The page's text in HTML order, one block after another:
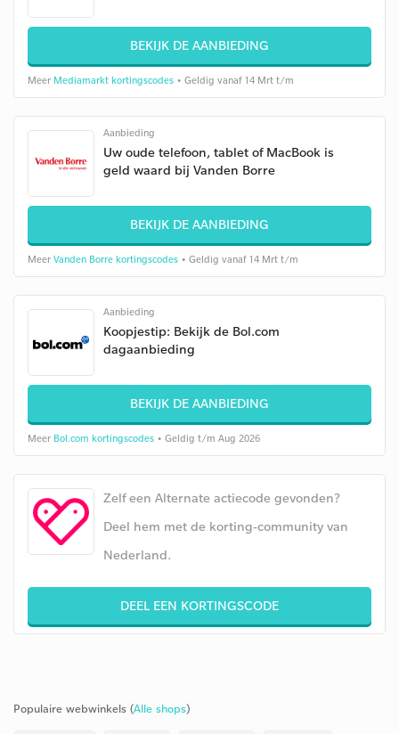
BEKIJK DE AANBIEDING
Meer Mediamarkt kortingscodes • Geldig vanaf 14 Mrt t/m
Aanbieding
Uw oude telefoon, tablet of MacBook is
geld waard bij Vanden Borre
BEKIJK DE AANBIEDING
Meer Vanden Borre kortingscodes • Geldig vanaf 14 Mrt t/m
Aanbieding
Koopjestip: Bekijk de Bol.com
dagaanbieding
BEKIJK DE AANBIEDING
Meer Bol.com kortingscodes • Geldig t/m Aug 2026
Zelf een Alternate actiecode gevonden?
Deel hem met de korting-community van
Nederland.
DEEL EEN KORTINGSCODE
Populaire webwinkels (Alle shops)